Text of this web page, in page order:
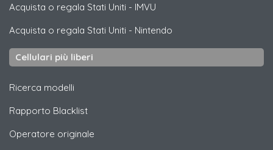
Acquista o regala Stati Uniti - IMVU
Acquista o regala Stati Uniti - Nintendo
Cellulari più liberi
Ricerca modelli
Rapporto Blacklist
Operatore originale